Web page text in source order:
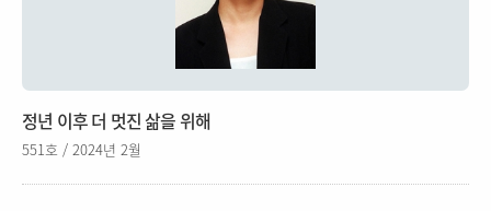
정년 이후 더 멋진 삶을 위해
551호 / 2024년 2월